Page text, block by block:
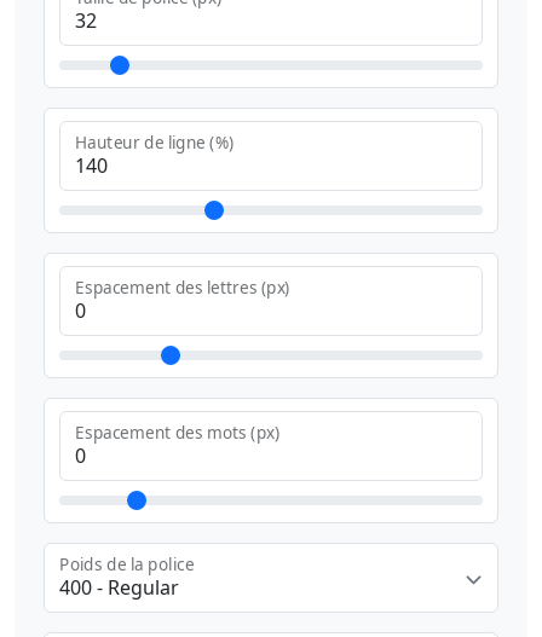
Hauteur de ligne (%)
Espacement des lettres (px)
Espacement des mots (px)
400 - Regular
Poids de la police